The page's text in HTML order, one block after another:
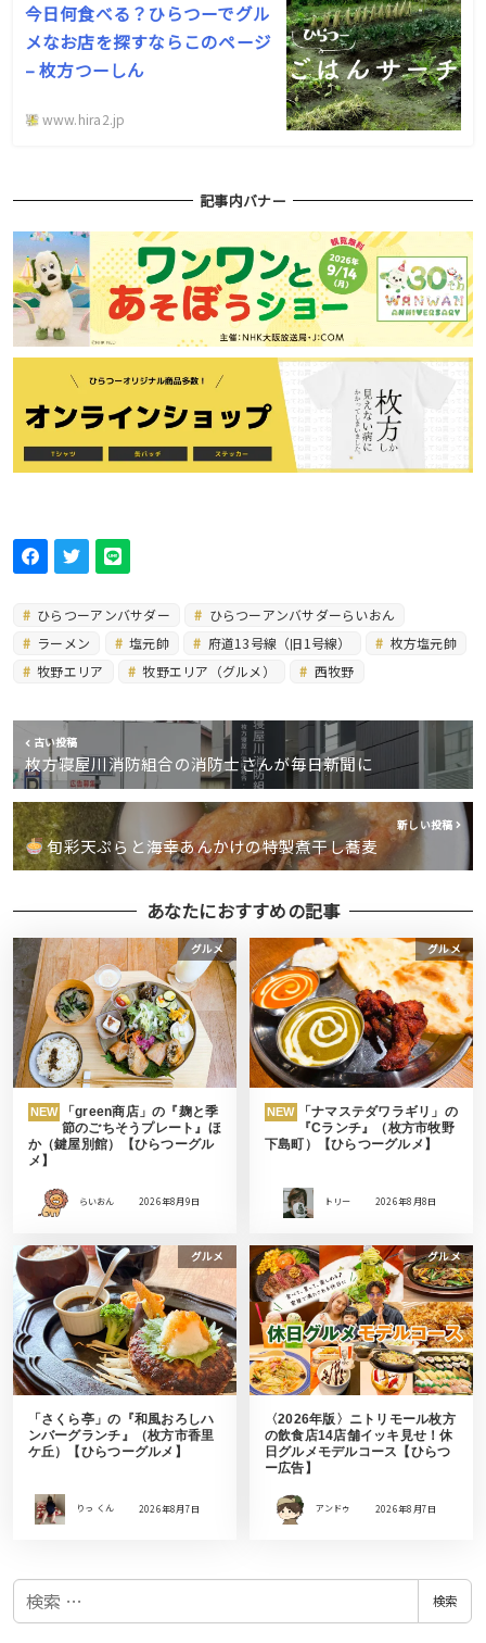
今日何食べる？ひらつーでグル
メなお店を探すならこのページ
– 枚方つーしん
www.hira2.jp
記事内バナー
ひらつーアンバサダー
ひらつーアンバサダーらいおん
ラーメン
塩元帥 府道13号線（旧1号線）
枚方塩元帥
牧野エリア
牧野エリア（グルメ） 西牧野
古い投稿
枚方寝屋川消防組合の消防士さんが毎日新聞に
新しい投稿
旬彩天ぷらと海幸あんかけの特製煮干し蕎麦
あなたにおすすめの記事
グルメ
NEW
「green商店」の『麹と季
節のごちそうプレート』ほ
か（鍵屋別館）【ひらつーグル
メ】
らいおん 2026年8月9日
グルメ
NEW
「ナマステダワラギリ」の
『Cランチ』（枚方市牧野
下島町）【ひらつーグルメ】
トリー 2026年8月8日
グルメ
「さくら亭」の『和風おろしハ
ンバーグランチ』（枚方市香里
ケ丘）【ひらつーグルメ】
りっ くん 2026年8月7日
グルメ
〈2026年版〉ニトリモール枚方
の飲食店14店舗イッキ見せ！休
日グルメモデルコース【ひらつ
ー広告】
アンドゥ 2026年8月7日
検
検索